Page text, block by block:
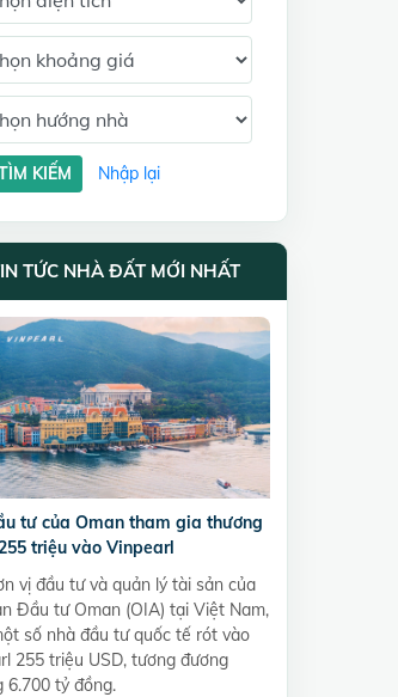
KIẾM Nhập lại
TỨC NHÀ ĐẤT MỚI NHẤT
tư của Oman tham gia thương
triệu vào Vinpearl
vị đầu tư và quản lý tài sản của
Đầu tư Oman (OIA) tại Việt Nam,
số nhà đầu tư quốc tế rót vào
255 triệu USD, tương đương
6.700 tỷ đồng.